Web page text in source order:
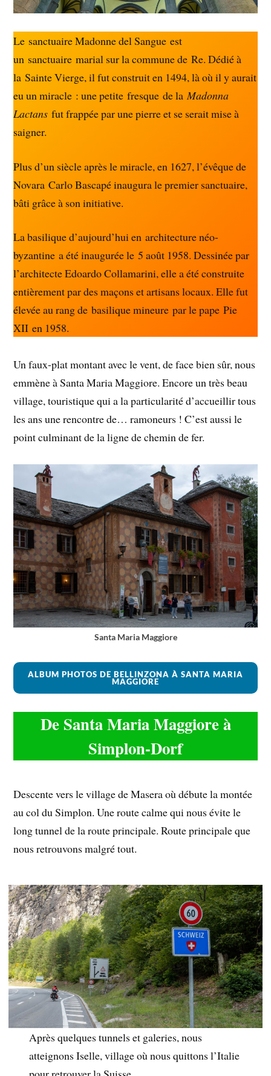
Le sanctuaire Madonne del Sangue est
un sanctuaire marial sur la commune de Re. Dédié à
la Sainte Vierge, il fut construit en 1494, là où il y aurait
eu un miracle : une petite fresque de laMadonna
Lactans fut frappée par une pierre et se serait mise à
saigner.
Plus d’un siècle après le miracle, en 1627, l’évêque de
Novara Carlo Bascapé inaugura le premier sanctuaire,
bâti grâce à son initiative.
La basilique d’aujourd’hui en architecture néo-
byzantine a été inaugurée le 5 août 1958. Dessinée par
l’architecte Edoardo Collamarini, elle a été construite
entièrement par des maçons et artisans locaux. Elle fut
élevée au rang de basilique mineure par le pape Pie
XII en 1958.
Un faux-plat montant avec le vent, de face bien sûr, nous
emmène à Santa Maria Maggiore. Encore un très beau
village, touristique qui a la particularité d’accueillir tous
les ans une rencontre de… ramoneurs ! C’est aussi le
point culminant de la ligne de chemin de fer.
Santa Maria Maggiore
ALBUM PHOTOS DE BELLINZONA À SANTA MARIA
MAGGIORE
De Santa Maria Maggiore à
Simplon-Dorf
Descente vers le village de Masera où débute la montée
au col du Simplon. Une route calme qui nous évite le
long tunnel de la route principale. Route principale que
nous retrouvons malgré tout.
Après quelques tunnels et galeries, nous
atteignons Iselle, village où nous quittons l’Italie